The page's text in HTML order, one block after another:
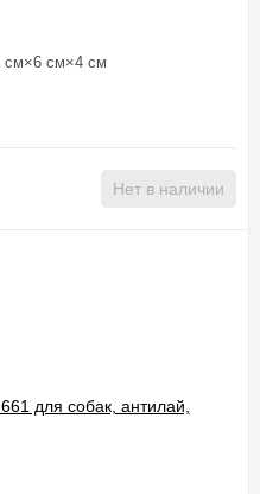
см×6 см×4 см
Нет в наличии